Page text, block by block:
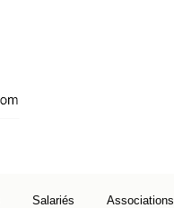
Salariés Associations